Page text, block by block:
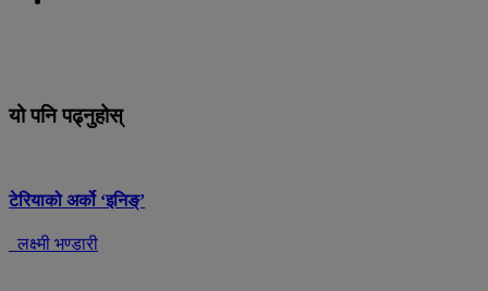
यो पनि पढ्नुहोस्
टेरियाको अर्को ‘इनिङ्’
लक्ष्मी भण्डारी